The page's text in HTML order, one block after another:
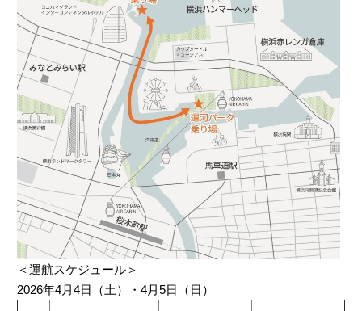
＜運航スケジュール＞
2026年4月4日（土）・4月5日（日）